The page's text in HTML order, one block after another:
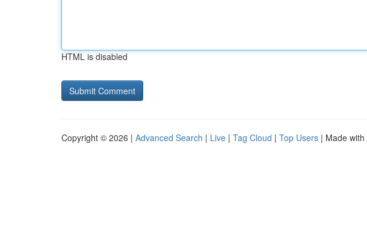
HTML is disabled
Copyright © 2026 | Advanced Search | Live | Tag Cloud | Top Users | Made with